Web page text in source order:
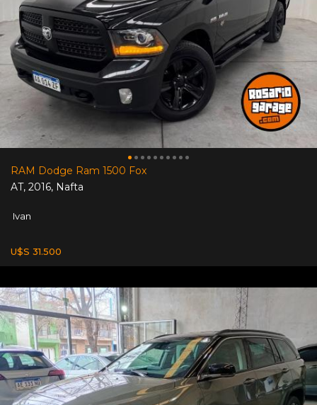
RAM Dodge Ram 1500 Fox
AT, 2016, Nafta
Ivan
U$S 31.500